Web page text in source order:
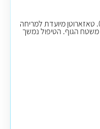
ריכוזי ההכנות הן בד"כ 0.05% או 0.1%. טאזארוטן מיועדת למריחה
על פני ספחת שתופסת 10% עד 20% משטח הגוף. הטיפול נמשך